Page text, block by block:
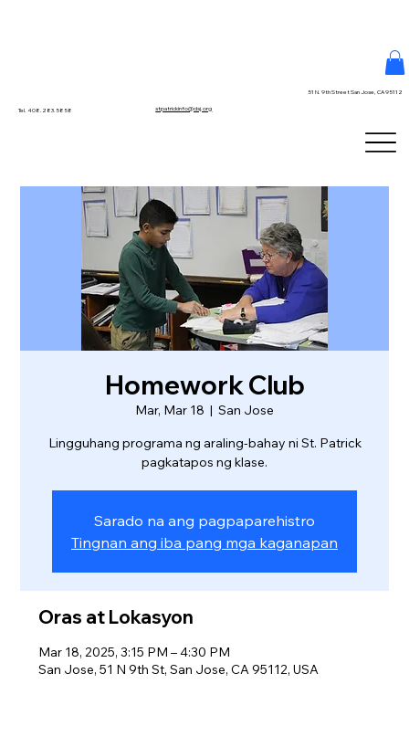
Tel. 408.283.5858 stpatrickinfo@dsj.org
51 N. 9th Street San Jose, CA 95112
Homework Club
Mar, Mar 18
  |
San Jose
Lingguhang programa ng araling-bahay ni St. Patrick
pagkatapos ng klase.
Sarado na ang pagpaparehistro
Tingnan ang iba pang mga kaganapan
Oras at Lokasyon
Mar 18, 2025, 3:15 PM – 4:30 PM
San Jose, 51 N 9th St, San Jose, CA 95112, USA